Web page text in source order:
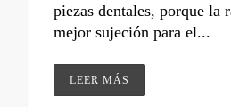
piezas dentales, porque la
mejor sujeción para el...
LEER MÁS